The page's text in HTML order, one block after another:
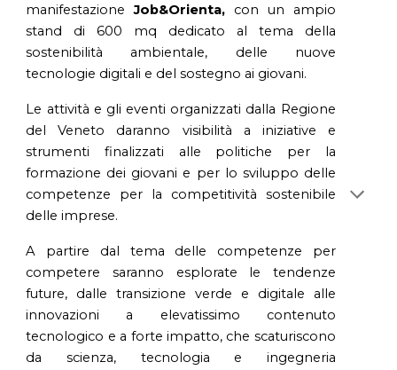
manifestazioneJob&Orienta, con un ampio
stand di 600 mq dedicato al tema della
sostenibilità ambientale, delle nuove
tecnologie digitali e del sostegno ai giovani.
Le attività e gli eventi organizzati dalla Regione
del Veneto daranno visibilità a iniziative e
strumenti finalizzati alle politiche per la
formazione dei giovani e per lo sviluppo delle
competenze per la competitività sostenibile
delle imprese.
A partire dal tema delle competenze per
competere saranno esplorate le tendenze
future, dalle transizione verde e digitale alle
innovazioni a elevatissimo contenuto
tecnologico e a forte impatto, che scaturiscono
da scienza, tecnologia e ingegneria